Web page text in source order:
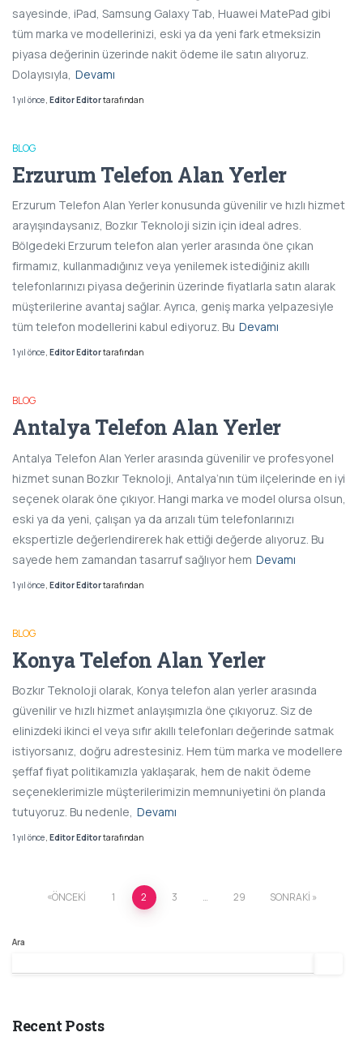
sayesinde, iPad, Samsung Galaxy Tab, Huawei MatePad gibi
tüm marka ve modellerinizi, eski ya da yeni fark etmeksizin
piyasa değerinin üzerinde nakit ödeme ile satın alıyoruz.
Dolayısıyla, Devamı
1 yıl önce Editor Editortarafından
BLOG
Erzurum Telefon Alan Yerler
Erzurum Telefon Alan Yerler konusunda güvenilir ve hızlı hizmet
arayışındaysanız, Bozkır Teknoloji sizin için ideal adres.
Bölgedeki Erzurum telefon alan yerler arasında öne çıkan
firmamız, kullanmadığınız veya yenilemek istediğiniz akıllı
telefonlarınızı piyasa değerinin üzerinde fiyatlarla satın alarak
müşterilerine avantaj sağlar. Ayrıca, geniş marka yelpazesiyle
tüm telefon modellerini kabul ediyoruz. Bu Devamı
1 yıl önce, Editor Editortarafından
BLOG
Antalya Telefon Alan Yerler
Antalya Telefon Alan Yerler arasında güvenilir ve profesyonel
hizmet sunan Bozkır Teknoloji, Antalya’nın tüm ilçelerinde en iyi
seçenek olarak öne çıkıyor. Hangi marka ve model olursa olsun,
eski ya da yeni, çalışan ya da arızalı tüm telefonlarınızı
ekspertizle değerlendirerek hak ettiği değerde alıyoruz. Bu
sayede hem zamandan tasarruf sağlıyor hem Devamı
1 yıl önce Editor Editortarafından
BLOG
Konya Telefon Alan Yerler
Bozkır Teknoloji olarak, Konya telefon alan yerler arasında
güvenilir ve hızlı hizmet anlayışımızla öne çıkıyoruz. Siz de
elinizdeki ikinci el veya sıfır akıllı telefonları değerinde satmak
istiyorsanız, doğru adrestesiniz. Hem tüm marka ve modellere
şeffaf fiyat politikamızla yaklaşarak, hem de nakit ödeme
seçeneklerimizle müşterilerimizin memnuniyetini ön planda
tutuyoruz. Bu nedenle, Devamı
1 yıl önce, Editor Editortarafından
ÖNCEKI 1 2 3 … 29 SONRAKI
Ara
Recent Posts